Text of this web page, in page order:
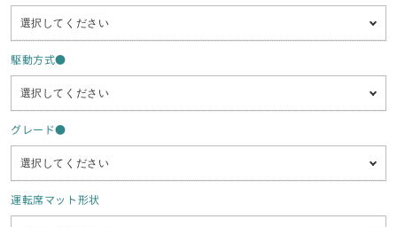
駆動方式●
グレード●
運転席マット形状